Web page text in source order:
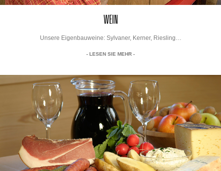
WEIN
Unsere Eigenbauweine: Sylvaner, Kerner, Riesling…
- LESEN SIE MEHR -